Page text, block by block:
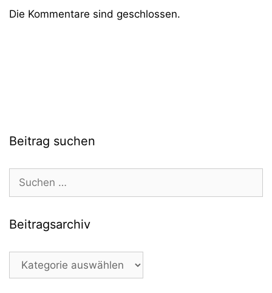
Die Kommentare sind geschlossen.
Beitrag suchen
Suchen
nach:
Beitragsarchiv
Beitragsarchiv